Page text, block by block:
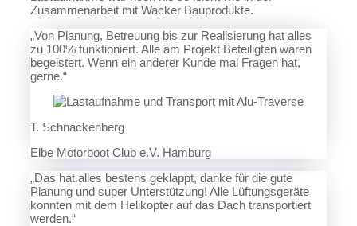
Zusammenarbeit mit Wacker Bauprodukte.
„Von Planung, Betreuung bis zur Realisierung hat alles
zu 100% funktioniert. Alle am Projekt Beteiligten waren
begeistert. Wenn ein anderer Kunde mal Fragen hat,
gerne.“
T. Schnackenberg
Elbe Motorboot Club e.V. Hamburg
„Das hat alles bestens geklappt, danke für die gute
Planung und super Unterstützung! Alle Lüftungsgeräte
konnten mit dem Helikopter auf das Dach transportiert
werden.“